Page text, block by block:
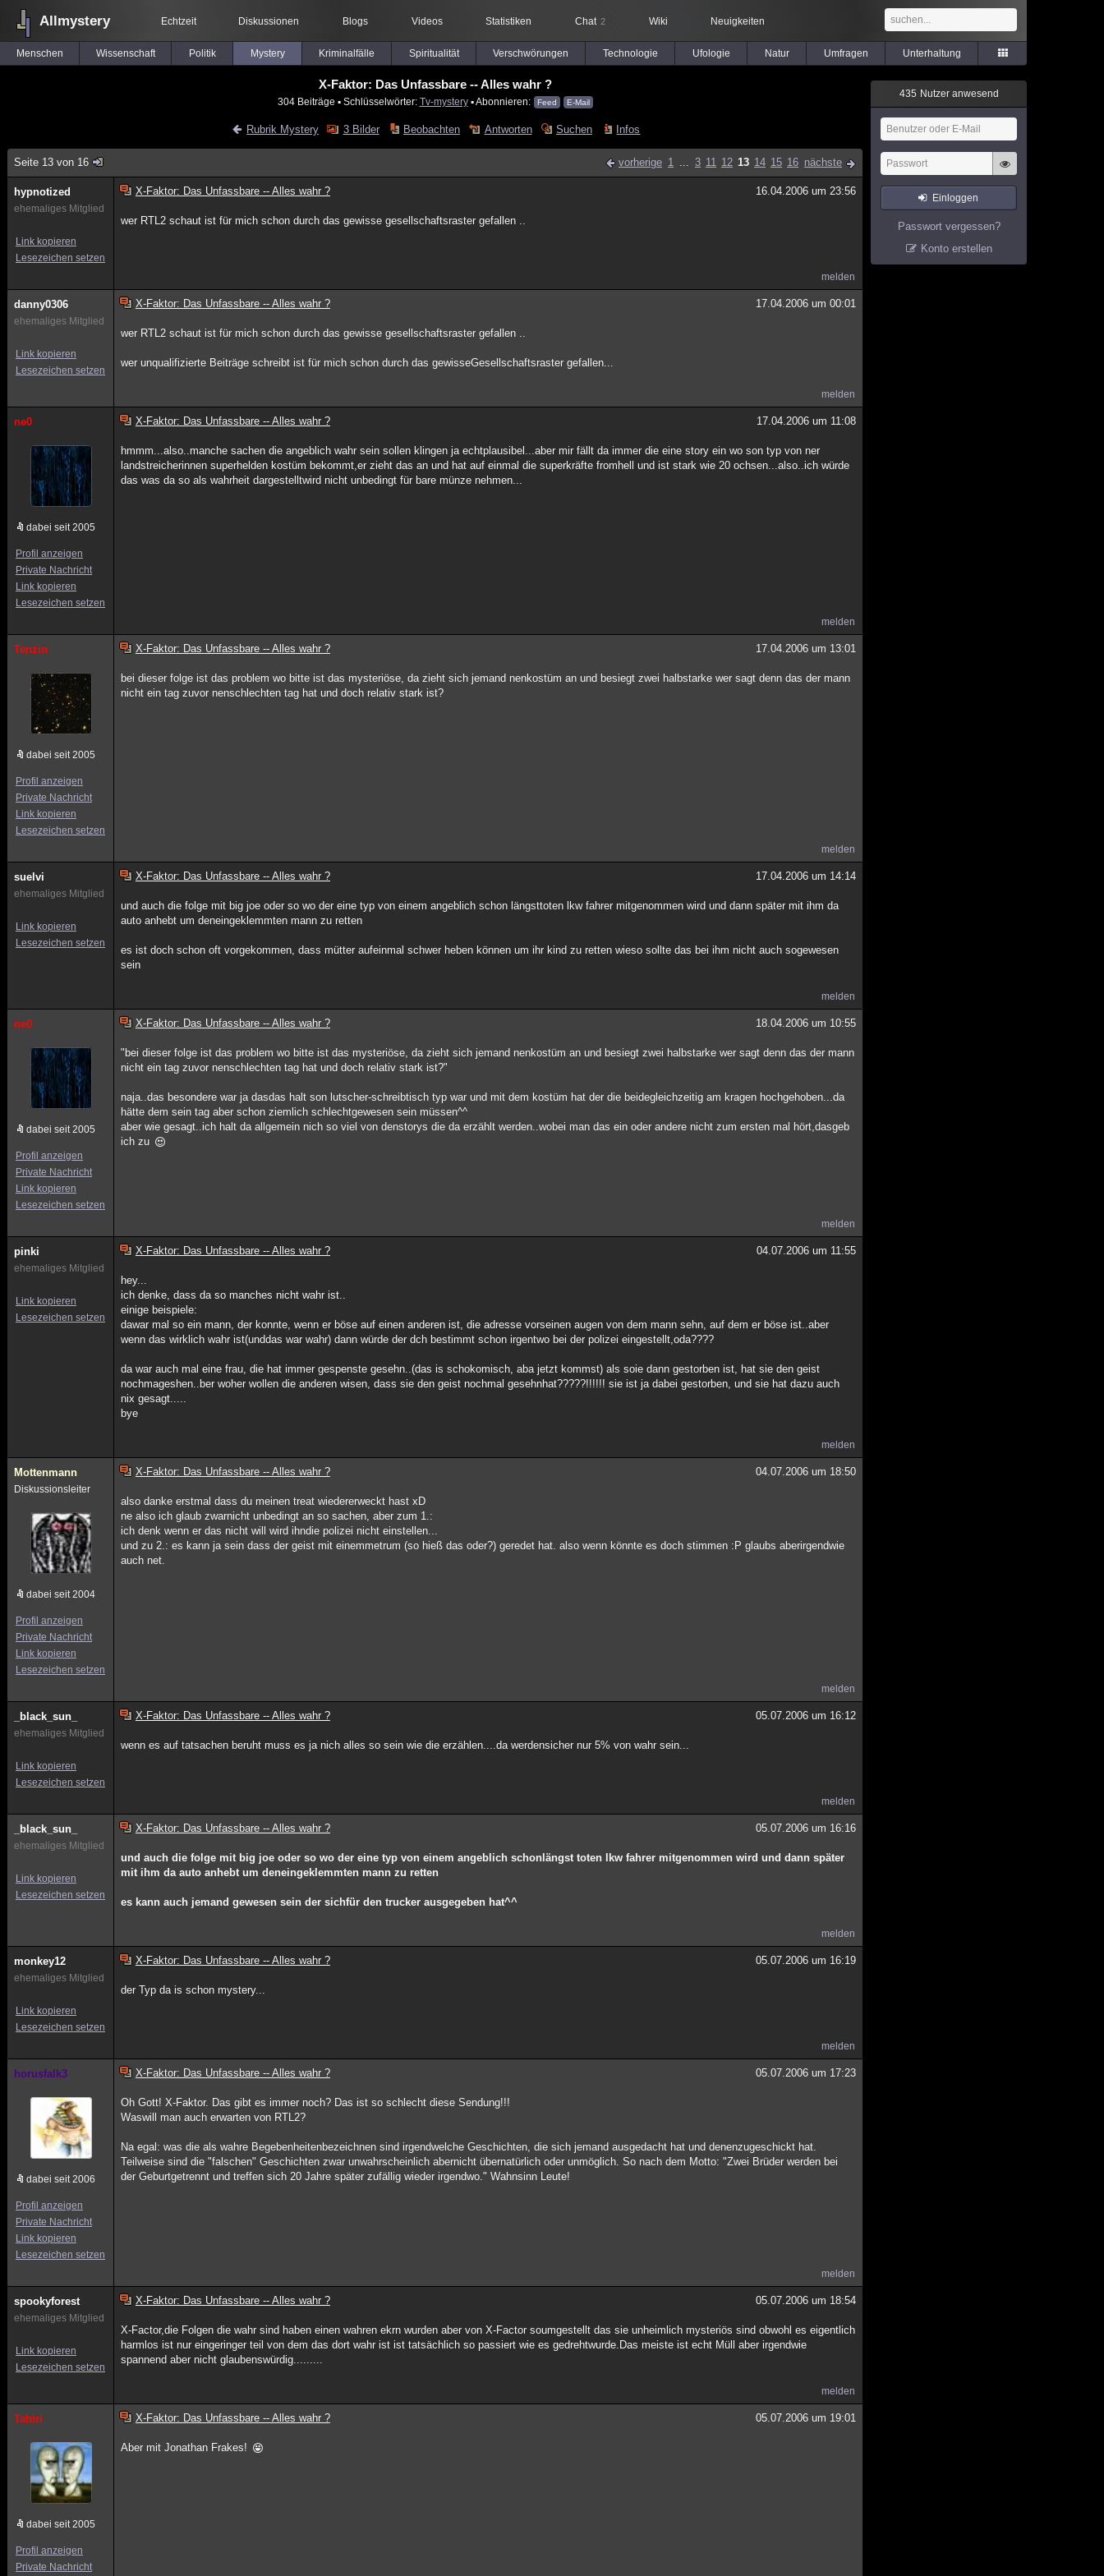
Allmystery Echtzeit Diskussionen Blogs Videos Statistiken Chat 2 Wiki Neuigkeiten
Menschen Wissenschaft Politik Mystery Kriminalfälle Spiritualität Verschwörungen Technologie Ufologie Natur Umfragen Unterhaltung
X-Faktor: Das Unfassbare -- Alles wahr ?
304 Beiträge ▪ Schlüsselwörter: Tv-mystery▪ Abonnieren: Feed E-Mail
Rubrik Mystery 3 Bilder Beobachten Antworten Suchen Infos
Seite 13 von 16 vorherige 1 ... 3 11 12 13 14 15 16 nächste
hypnotized
ehemaliges Mitglied
Link kopieren
Lesezeichen setzen
X-Faktor: Das Unfassbare -- Alles wahr ? 16.04.2006 um 23:56
wer RTL2 schaut ist für mich schon durch das gewisse gesellschaftsraster gefallen ..
melden
danny0306
ehemaliges Mitglied
Link kopieren
Lesezeichen setzen
X-Faktor: Das Unfassbare -- Alles wahr ? 17.04.2006 um 00:01
wer RTL2 schaut ist für mich schon durch das gewisse gesellschaftsraster gefallen ..
wer unqualifizierte Beiträge schreibt ist für mich schon durch das gewisseGesellschaftsraster gefallen...
melden
ne0
dabei seit 2005
Profil anzeigen
Private Nachricht
Link kopieren
Lesezeichen setzen
X-Faktor: Das Unfassbare -- Alles wahr ? 17.04.2006 um 11:08
hmmm...also..manche sachen die angeblich wahr sein sollen klingen ja echtplausibel...aber mir fällt da immer die eine story ein wo son typ von ner
landstreicherinnen superhelden kostüm bekommt,er zieht das an und hat auf einmal die superkräfte fromhell und ist stark wie 20 ochsen...also..ich würde
das was da so als wahrheit dargestelltwird nicht unbedingt für bare münze nehmen...
melden
Tenzin
dabei seit 2005
Profil anzeigen
Private Nachricht
Link kopieren
Lesezeichen setzen
X-Faktor: Das Unfassbare -- Alles wahr ? 17.04.2006 um 13:01
bei dieser folge ist das problem wo bitte ist das mysteriöse, da zieht sich jemand nenkostüm an und besiegt zwei halbstarke wer sagt denn das der mann
nicht ein tag zuvor nenschlechten tag hat und doch relativ stark ist?
melden
suelvi
ehemaliges Mitglied
Link kopieren
Lesezeichen setzen
X-Faktor: Das Unfassbare -- Alles wahr ? 17.04.2006 um 14:14
und auch die folge mit big joe oder so wo der eine typ von einem angeblich schon längsttoten lkw fahrer mitgenommen wird und dann später mit ihm da
auto anhebt um deneingeklemmten mann zu retten
es ist doch schon oft vorgekommen, dass mütter aufeinmal schwer heben können um ihr kind zu retten wieso sollte das bei ihm nicht auch sogewesen
sein
melden
ne0
dabei seit 2005
Profil anzeigen
Private Nachricht
Link kopieren
Lesezeichen setzen
X-Faktor: Das Unfassbare -- Alles wahr ? 18.04.2006 um 10:55
"bei dieser folge ist das problem wo bitte ist das mysteriöse, da zieht sich jemand nenkostüm an und besiegt zwei halbstarke wer sagt denn das der mann
nicht ein tag zuvor nenschlechten tag hat und doch relativ stark ist?"
naja..das besondere war ja dasdas halt son lutscher-schreibtisch typ war und mit dem kostüm hat der die beidegleichzeitig am kragen hochgehoben...da
hätte dem sein tag aber schon ziemlich schlechtgewesen sein müssen^^
aber wie gesagt..ich halt da allgemein nich so viel von denstorys die da erzählt werden..wobei man das ein oder andere nicht zum ersten mal hört,dasgeb
ich zu
melden
pinki
ehemaliges Mitglied
Link kopieren
Lesezeichen setzen
X-Faktor: Das Unfassbare -- Alles wahr ? 04.07.2006 um 11:55
hey...
ich denke, dass da so manches nicht wahr ist..
einige beispiele:
dawar mal so ein mann, der konnte, wenn er böse auf einen anderen ist, die adresse vorseinen augen von dem mann sehn, auf dem er böse ist..aber
wenn das wirklich wahr ist(unddas war wahr) dann würde der dch bestimmt schon irgentwo bei der polizei eingestellt,oda????
da war auch mal eine frau, die hat immer gespenste gesehn..(das is schokomisch, aba jetzt kommst) als soie dann gestorben ist, hat sie den geist
nochmageshen..ber woher wollen die anderen wisen, dass sie den geist nochmal gesehnhat?????!!!!!! sie ist ja dabei gestorben, und sie hat dazu auch
nix gesagt.....
bye
melden
Mottenmann
Diskussionsleiter
dabei seit 2004
Profil anzeigen
Private Nachricht
Link kopieren
Lesezeichen setzen
X-Faktor: Das Unfassbare -- Alles wahr ? 04.07.2006 um 18:50
also danke erstmal dass du meinen treat wiedererweckt hast xD
ne also ich glaub zwarnicht unbedingt an so sachen, aber zum 1.:
ich denk wenn er das nicht will wird ihndie polizei nicht einstellen...
und zu 2.: es kann ja sein dass der geist mit einemmetrum (so hieß das oder?) geredet hat. also wenn könnte es doch stimmen :P glaubs aberirgendwie
auch net.
melden
_black_sun_
ehemaliges Mitglied
Link kopieren
Lesezeichen setzen
X-Faktor: Das Unfassbare -- Alles wahr ? 05.07.2006 um 16:12
wenn es auf tatsachen beruht muss es ja nich alles so sein wie die erzählen....da werdensicher nur 5% von wahr sein...
melden
_black_sun_
ehemaliges Mitglied
Link kopieren
Lesezeichen setzen
X-Faktor: Das Unfassbare -- Alles wahr ? 05.07.2006 um 16:16
und auch die folge mit big joe oder so wo der eine typ von einem angeblich schonlängst toten lkw fahrer mitgenommen wird und dann später
mit ihm da auto anhebt um deneingeklemmten mann zu retten
es kann auch jemand gewesen sein der sichfür den trucker ausgegeben hat^^
melden
monkey12
ehemaliges Mitglied
Link kopieren
Lesezeichen setzen
X-Faktor: Das Unfassbare -- Alles wahr ? 05.07.2006 um 16:19
der Typ da is schon mystery...
melden
horusfalk3
dabei seit 2006
Profil anzeigen
Private Nachricht
Link kopieren
Lesezeichen setzen
X-Faktor: Das Unfassbare -- Alles wahr ? 05.07.2006 um 17:23
Oh Gott! X-Faktor. Das gibt es immer noch? Das ist so schlecht diese Sendung!!!
Waswill man auch erwarten von RTL2?
Na egal: was die als wahre Begebenheitenbezeichnen sind irgendwelche Geschichten, die sich jemand ausgedacht hat und denenzugeschickt hat.
Teilweise sind die "falschen" Geschichten zwar unwahrscheinlich abernicht übernatürlich oder unmöglich. So nach dem Motto: "Zwei Brüder werden bei
der Geburtgetrennt und treffen sich 20 Jahre später zufällig wieder irgendwo." Wahnsinn Leute!
melden
spookyforest
ehemaliges Mitglied
Link kopieren
Lesezeichen setzen
X-Faktor: Das Unfassbare -- Alles wahr ? 05.07.2006 um 18:54
X-Factor,die Folgen die wahr sind haben einen wahren ekrn wurden aber von X-Factor soumgestellt das sie unheimlich mysteriös sind obwohl es eigentlich
harmlos ist nur eingeringer teil von dem das dort wahr ist ist tatsächlich so passiert wie es gedrehtwurde.Das meiste ist echt Müll aber irgendwie
spannend aber nicht glaubenswürdig.........
melden
Tahiri
dabei seit 2005
Profil anzeigen
Private Nachricht
X-Faktor: Das Unfassbare -- Alles wahr ? 05.07.2006 um 19:01
Aber mit Jonathan Frakes!
435 Nutzer anwesend
Einloggen
Passwort vergessen?
Konto erstellen